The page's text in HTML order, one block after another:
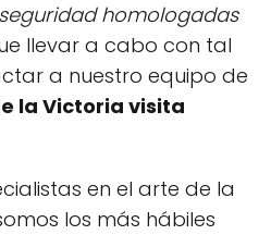
homologadas
llevar a cabo con tal
a nuestro equipo de
la Victoria visita
en el arte de la
los más hábiles